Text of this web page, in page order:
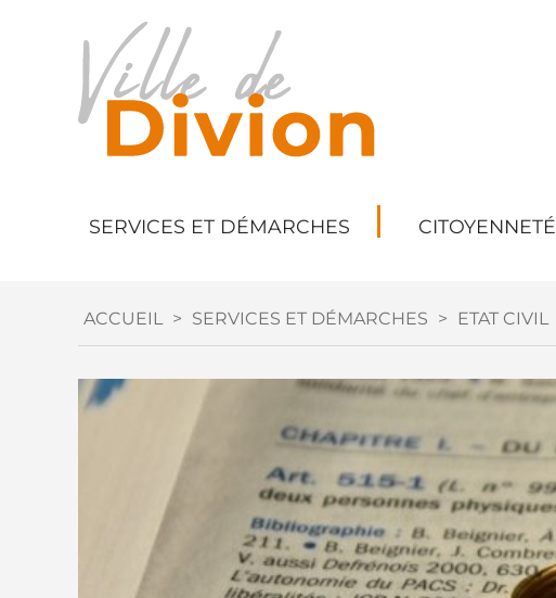
SERVICES ET DÉMARCHES CITOYENNETÉ
ACCUEIL > SERVICES ET DÉMARCHES > ETAT CIVIL